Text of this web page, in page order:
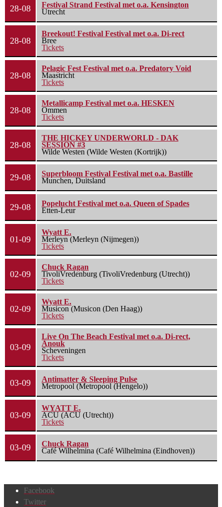
28-08
Festival Strand Festival met o.a. Kensington
Utrecht
28-08
Breekout! Festival Festival met o.a. Di-rect
Bree
Tickets
28-08
Pelagic Fest Festival met o.a. Predatory Void
Maastricht
Tickets
28-08
Metallicamp Festival met o.a. HESKEN
Ommen
Tickets
28-08
THE HICKEY UNDERWORLD - DAK
SESSION #3
Wilde Westen (Wilde Westen (Kortrijk))
29-08
Superbloom Festival Festival met o.a. Bastille
Munchen, Duitsland
29-08
Popelucht Festival met o.a. Queen of Spades
Etten-Leur
01-09
Wyatt E.
Merleyn (Merleyn (Nijmegen))
Tickets
02-09
Chuck Ragan
TivoliVredenburg (TivoliVredenburg (Utrecht))
Tickets
02-09
Wyatt E.
Musicon (Musicon (Den Haag))
Tickets
03-09
Live On The Beach Festival met o.a. Di-rect,
Anouk
Scheveningen
Tickets
03-09
Antimatter & Sleeping Pulse
Metropool (Metropool (Hengelo))
03-09
WYATT E.
ACU (ACU (Utrecht))
Tickets
03-09
Chuck Ragan
Café Wilhelmina (Café Wilhelmina (Eindhoven))
Facebook
Twitter